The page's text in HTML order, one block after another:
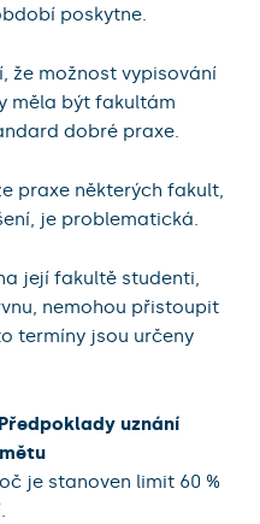
poskytne.
že možnost vypisování
měla být fakultám
dobré praxe.
praxe některých fakult,
je problematická.
její fakultě studenti,
nemohou přistoupit
termíny jsou určeny
uznání
je stanoven limit 60 %